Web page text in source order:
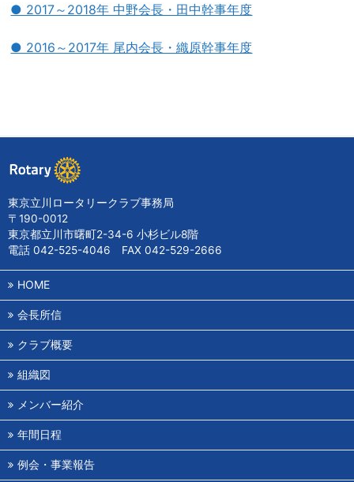
● 2017～2018年 中野会長・田中幹事年度
● 2016～2017年 尾内会長・織原幹事年度
東京立川ロータリークラブ事務局
〒190-0012
東京都立川市曙町2-34-6 小杉ビル8階
電話 042-525-4046 FAX 042-529-2666
HOME
会長所信
クラブ概要
組織図
メンバー紹介
年間日程
例会・事業報告